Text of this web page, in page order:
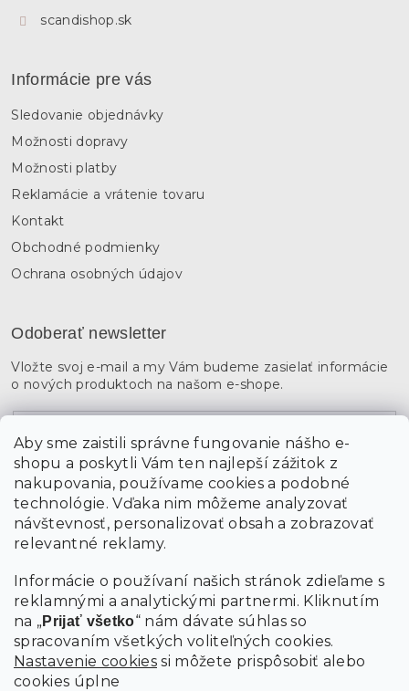
Aby sme zaistili správne fungovanie nášho e-
shopu a poskytli Vám ten najlepší zážitok z
nakupovania, používame cookies a podobné
technológie. Vďaka nim môžeme analyzovať
návštevnosť, personalizovať obsah a zobrazovať
relevantné reklamy.
Informácie o používaní našich stránok zdieľame s
reklamnými a analytickými partnermi. Kliknutím
na „Prijať všetko“ nám dávate súhlas so
spracovaním všetkých voliteľných cookies.
Nastavenie cookies si môžete prispôsobiť alebo
cookies úplne
scandishop.sk
Informácie pre vás
Sledovanie objednávky
Možnosti dopravy
Možnosti platby
Reklamácie a vrátenie tovaru
Kontakt
Obchodné podmienky
Ochrana osobných údajov
Odoberať newsletter
Vložte svoj e-mail a my Vám budeme zasielať informácie
o nových produktoch na našom e-shope.
Vložením údajov súhlasíte s podmienkami ochrany
osobných údajov
PRIHLÁSIŤ SA